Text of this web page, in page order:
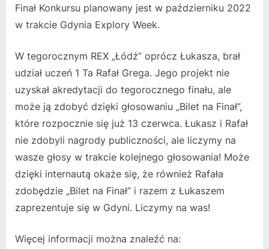
Finał Konkursu planowany jest w październiku 2022
w trakcie Gdynia Explory Week.
W tegorocznym REX „Łódź” oprócz Łukasza, brał
udział uczeń 1 Ta Rafał Grega. Jego projekt nie
uzyskał akredytacji do tegorocznego finału, ale
może ją zdobyć dzięki głosowaniu „Bilet na Finał”,
które rozpocznie się już 13 czerwca. Łukasz i Rafał
nie zdobyli nagrody publiczności, ale liczymy na
wasze głosy w trakcie kolejnego głosowania! Może
dzięki internautą okaże się, że również Rafała
zdobędzie „Bilet na Finał” i razem z Łukaszem
zaprezentuje się w Gdyni. Liczymy na was!
Więcej informacji można znaleźć na: